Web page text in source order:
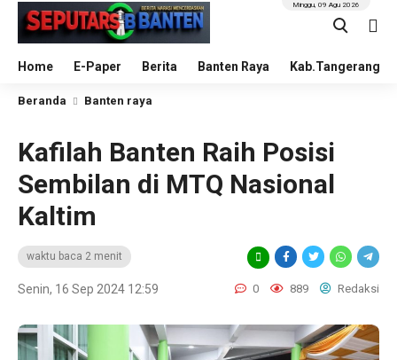
Home E-Paper Berita Banten Raya Kab.Tangerang
Minggu, 09 Agu 2026
Beranda Banten raya
Kafilah Banten Raih Posisi
Sembilan di MTQ Nasional
Kaltim
waktu baca 2 menit
Senin, 16 Sep 2024 12:59 0 889 Redaksi